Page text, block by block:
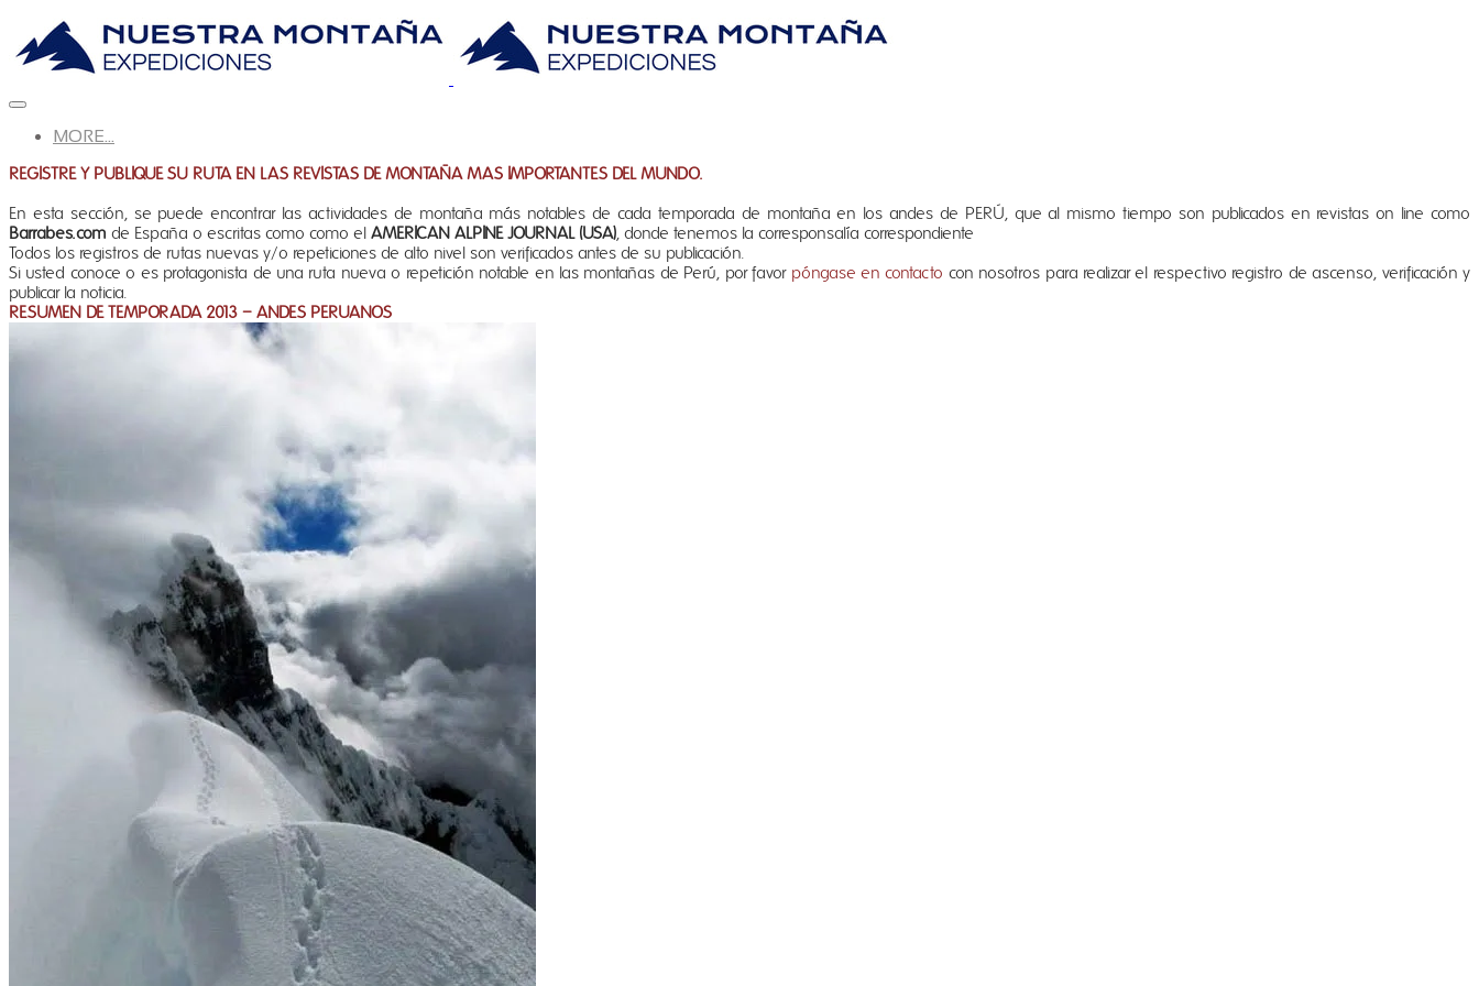
MORE...
REGISTRE Y PUBLIQUE SU RUTA EN LAS REVISTAS DE MONTAÑA MAS IMPORTANTES DEL MUNDO.
En esta sección, se puede encontrar las actividades de montaña más notables de cada temporada de montaña en los andes de PERÚ, que al mismo tiempo son publicados en revistas on line como
Barrabes.com de España o escritas como como el AMERICAN ALPINE JOURNAL (USA), donde tenemos la corresponsalía correspondiente
Todos los registros de rutas nuevas y/o repeticiones de alto nivel son verificados antes de su publicación.
Si usted conoce o es protagonista de una ruta nueva o repetición notable en las montañas de Perú, por favor póngase en contacto con nosotros para realizar el respectivo registro de ascenso, verificación y
publicar la noticia.
RESUMEN DE TEMPORADA 2013 – ANDES PERUANOS